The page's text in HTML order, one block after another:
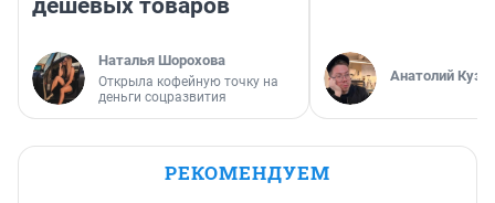
дешевых товаров
Наталья Шорохова
Открыла кофейную точку на
деньги соцразвития
Анатолий
РЕКОМЕНДУЕМ